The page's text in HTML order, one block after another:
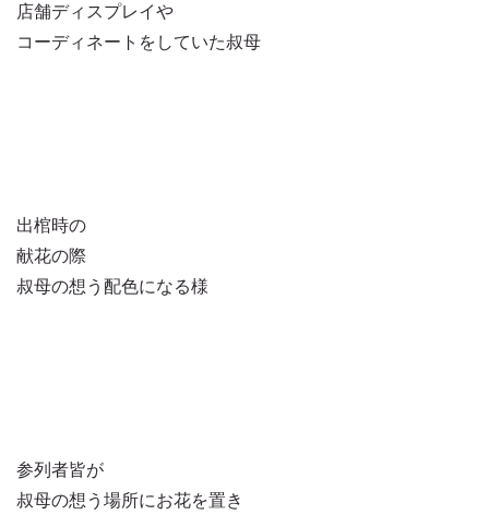
店舗ディスプレイや
コーディネートをしていた叔母
出棺時の
献花の際
叔母の想う配色になる様
参列者皆が
叔母の想う場所にお花を置き